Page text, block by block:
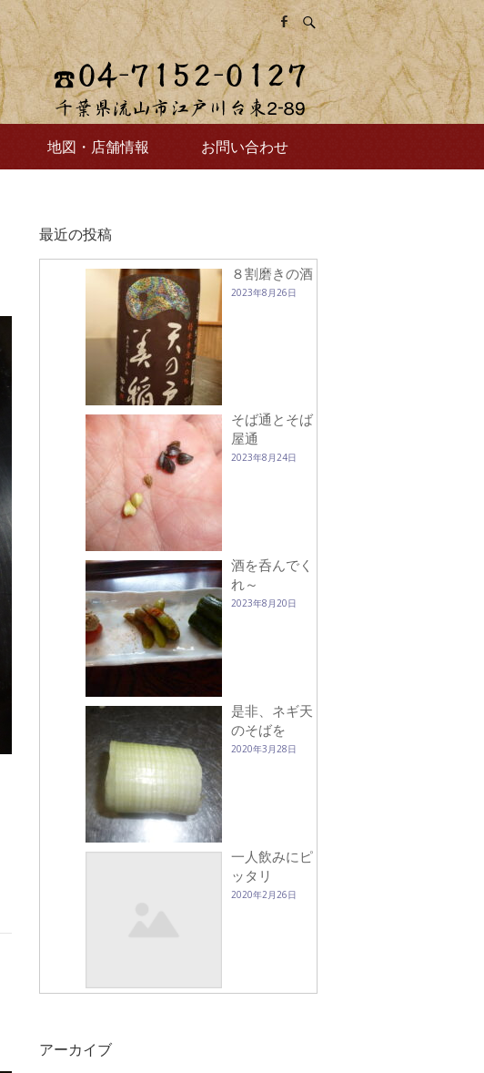
地図・店舗情報 お問い合わせ
最近の投稿
８割磨きの酒
2023年8月26日
そば通とそば
屋通
2023年8月24日
酒を呑んでく
れ～
2023年8月20日
是非、ネギ天
のそばを
2020年3月28日
一人飲みにピ
ッタリ
2020年2月26日
アーカイブ